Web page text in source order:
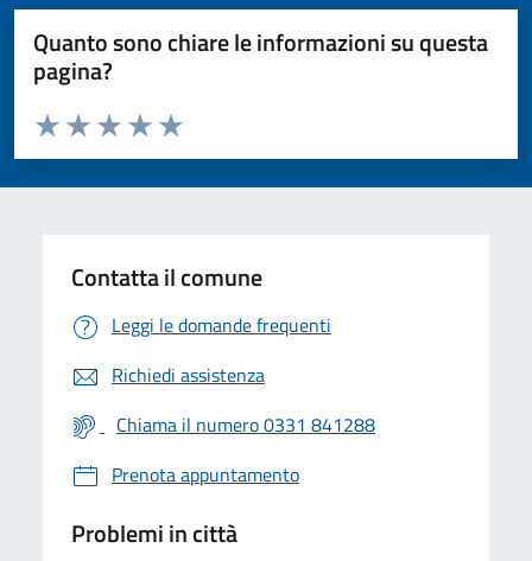
Quanto sono chiare le informazioni su questa
pagina?
Valuta da 1 a 5 stelle la pagina
Valuta 5 stelle su 5
Valuta 4 stelle su 5
Valuta 3 stelle su 5
Valuta 2 stelle su 5
Valuta 1 stelle su 5
Contatta il comune
Leggi le domande frequenti
Richiedi assistenza
Chiama il numero 0331 841288
Prenota appuntamento
Problemi in città